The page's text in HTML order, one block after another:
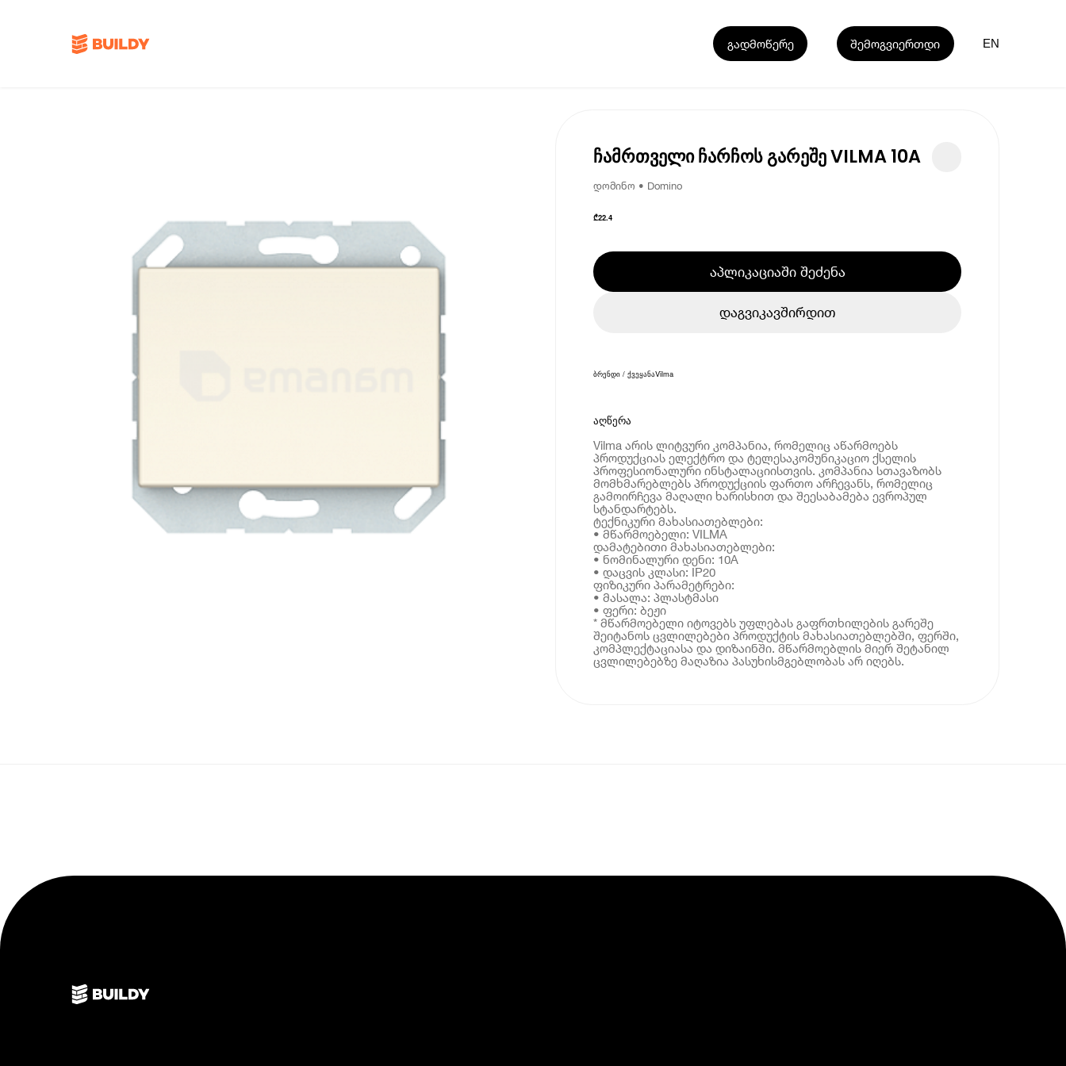
გადმოწერე შემოგვიერთდი EN
ჩამრთველი ჩარჩოს გარეშე VILMA 10A
დომინო • Domino
₾22.4
აპლიკაციაში შეძენა
დაგვიკავშირდით
ბრენდი / ქვეყანაVilma
აღწერა
Vilma არის ლიტვური კომპანია, რომელიც აწარმოებს
პროდუქციას ელექტრო და ტელესაკომუნიკაციო ქსელის
პროფესიონალური ინსტალაციისთვის. კომპანია სთავაზობს
მომხმარებლებს პროდუქციის ფართო არჩევანს, რომელიც
გამოირჩევა მაღალი ხარისხით და შეესაბამება ევროპულ
სტანდარტებს.
ტექნიკური მახასიათებლები:
• მწარმოებელი: VILMA
დამატებითი მახასიათებლები:
• ნომინალური დენი: 10A
• დაცვის კლასი: IP20
ფიზიკური პარამეტრები:
• მასალა: პლასტმასი
• ფერი: ბეჟი
* მწარმოებელი იტოვებს უფლებას გაფრთხილების გარეშე
შეიტანოს ცვლილებები პროდუქტის მახასიათებლებში, ფერში,
კომპლექტაციასა და დიზაინში. მწარმოებლის მიერ შეტანილ
ცვლილებებზე მაღაზია პასუხისმგებლობას არ იღებს.